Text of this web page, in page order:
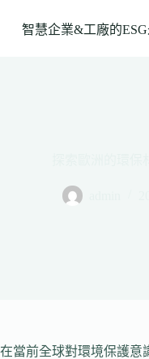
至
智慧企業&工廠的
在當前全球對環境保護意